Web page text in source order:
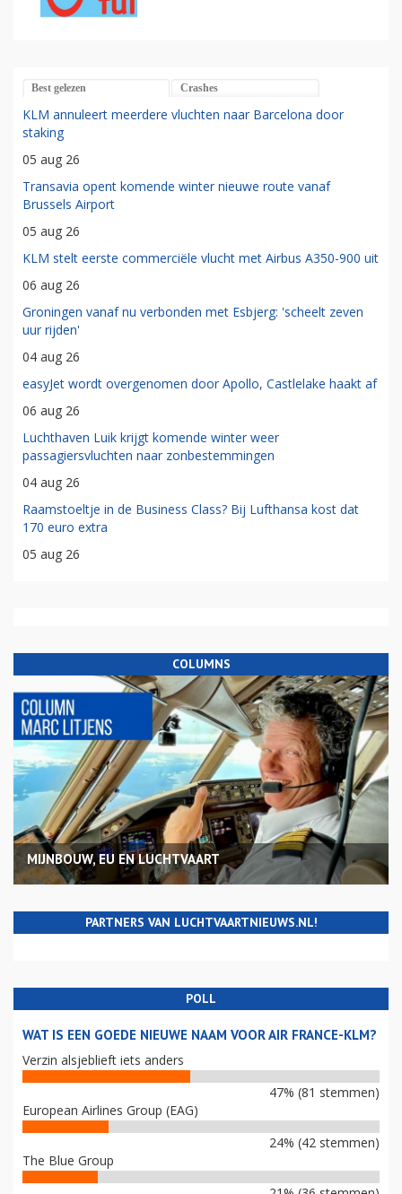
Best gelezen Crashes
KLM annuleert meerdere vluchten naar Barcelona door
staking
05 aug 26
Transavia opent komende winter nieuwe route vanaf
Brussels Airport
05 aug 26
KLM stelt eerste commerciële vlucht met Airbus A350-900 uit
06 aug 26
Groningen vanaf nu verbonden met Esbjerg: 'scheelt zeven
uur rijden'
04 aug 26
easyJet wordt overgenomen door Apollo, Castlelake haakt af
06 aug 26
Luchthaven Luik krijgt komende winter weer
passagiersvluchten naar zonbestemmingen
04 aug 26
Raamstoeltje in de Business Class? Bij Lufthansa kost dat
170 euro extra
05 aug 26
COLUMNS
MIJNBOUW, EU EN LUCHTVAART
PARTNERS VAN LUCHTVAARTNIEUWS.NL!
POLL
WAT IS EEN GOEDE NIEUWE NAAM VOOR AIR FRANCE-KLM?
Verzin alsjeblieft iets anders
47% (81 stemmen)
European Airlines Group (EAG)
24% (42 stemmen)
The Blue Group